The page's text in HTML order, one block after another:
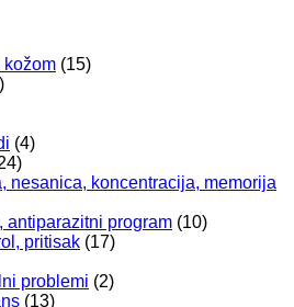
kožom (15)
(4)
nesanica, koncentracija, memorija
antiparazitni program (10)
pritisak (17)
problemi (2)
(13)